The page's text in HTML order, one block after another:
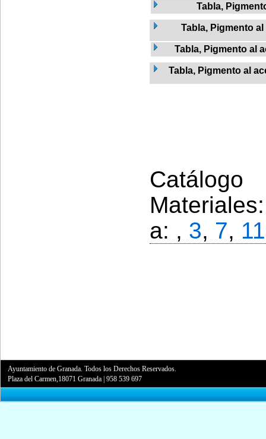
Tabla,
Tabla, Pigmento al
Tabla, Pigmento al
Tabla, Pigmento al
a: , 3, 7, 11
Ayuntamiento de Granada. Todos los Derechos Reservados.
Plaza del Carmen,18071 Granada |958 539 697